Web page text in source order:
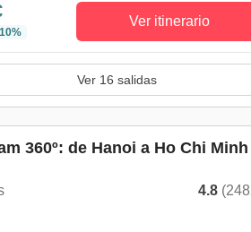
Ver itinerario
Ver 16 salidas
360º: de Hanoi a Ho Chi Minh
4.8